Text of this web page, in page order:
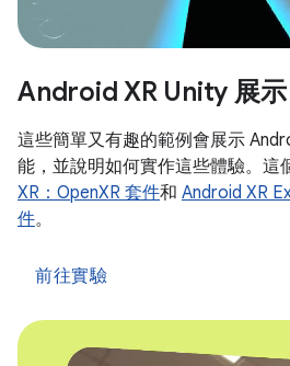
Android XR Unity 展示
這些簡單又有趣的範例會展示
能，並說明如何實作這些體驗。這
XR：OpenXR 套件和 Android XR
件。
前往實驗